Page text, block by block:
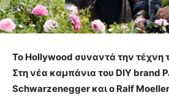
Το Hollywood συναντά την
Στη νέα καμπάνια του DIY brand
Schwarzenegger και ο Ralf Moeller